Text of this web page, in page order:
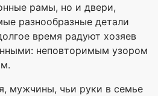
рамы, но и двери,
разнообразные детали
время радуют хозяев
неповторимым узором
мужчины, чьи руки в семье